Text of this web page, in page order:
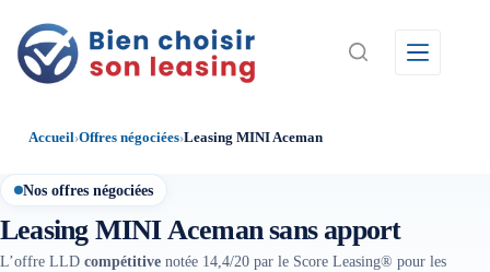
contenu
Accueil›Offres négociées›Leasing MINI Aceman
Nos offres négociées
Leasing MINI Aceman sans apport
L’offre LLD compétitive notée 14,4/20 par le Score Leasing® pour les